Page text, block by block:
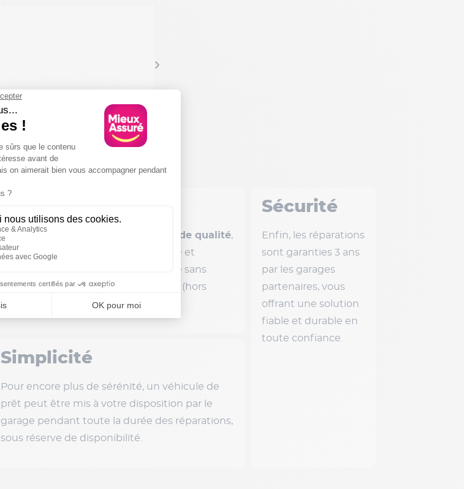
En plus de bénéficier d’un service de qualité,
profitez d’une prise en charge rapide et
immédiate. Votre véhicule est réparé sans
aucune avance de frais de votre part (hors
franchise, si celle-ci est applicable).
Simplicité
Pour encore plus de sérénité, un véhicule de
prêt peut être mis à votre disposition par le
garage pendant toute la durée des réparations,
sous réserve de disponibilité.
Sécurité
Enfin, les réparations
sont garanties 3 ans
par les garages
partenaires, vous
offrant une solution
fiable et durable en
toute confiance.